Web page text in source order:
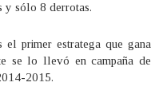
y sólo 8 derrotas.
primer estratega que gana
se lo llevó en campaña de
2015.